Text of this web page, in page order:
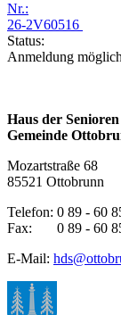
Nr.:
26-2V60516
Status:
Anmeldung möglich
Haus der Senioren
Gemeinde
Mozartstraße 68
85521 Ottobrunn
Telefon: 0 89 - 60
Fax: 0 89 - 60
E-Mail: